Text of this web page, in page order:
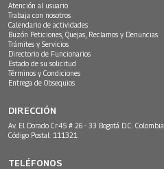
Atención al usuario
Trabaja con nosotros
Calendario de actividades
Buzón Peticiones, Quejas, Reclamos y Denuncias
Trámites y Servicios
Directorio de Funcionarios
Estado de su solicitud
Términos y Condiciones
Entrega de Obsequios
DIRECCIÓN
Av. El Dorado Cr.45 # 26 - 33 Bogotá D.C. Colombia.
Código Postal: 111321
TELÉFONOS